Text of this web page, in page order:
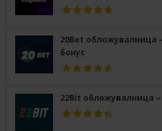
20Bet обложувалница
бонус
22Bit обложувалница